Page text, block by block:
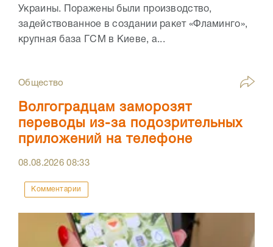
Украины. Поражены были производство,
задействованное в создании ракет «Фламинго»,
крупная база ГСМ в Киеве, а...
Общество
Волгоградцам заморозят
переводы из-за подозрительных
приложений на телефоне
08.08.202608:33
Комментарии